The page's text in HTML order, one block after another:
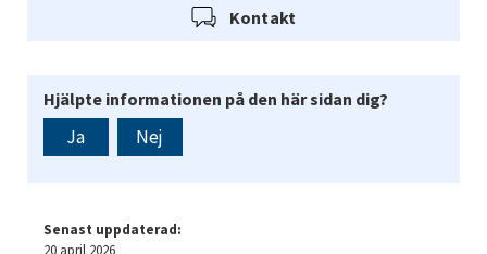
Kontakt
Hjälpte informationen på den här sidan dig?
Ja Nej
Senast uppdaterad:
20 april 2026